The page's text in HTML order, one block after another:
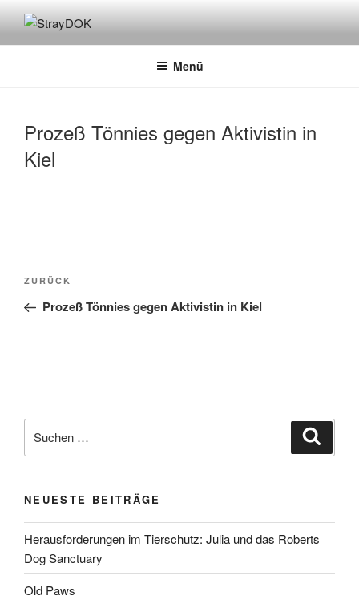
Inhalt
springenSTRAYDOK
Menü
Prozeß Tönnies gegen Aktivistin in
Kiel
Beitragsnavigation
Vorheriger
Beitrag
ZURÜCK
Prozeß Tönnies gegen Aktivistin in Kiel
nach:
NEUESTE BEITRÄGE
Herausforderungen im Tierschutz: Julia und das Roberts
Dog Sanctuary
Old Paws